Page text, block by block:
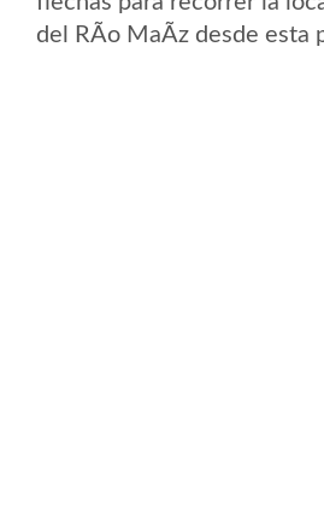
del RÃ­o MaÃ­z desde esta